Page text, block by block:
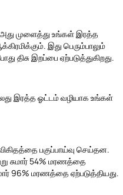
முளைத்து உங்கள்இரத்த
இது பெரும்பாலும்
திசு இறப்பை ஏற்படுத்துகிறது.
இரத்த ஓட்டம் வழியாக உங்கள்
பகுப்பாய்வு செய்தன.
சுமார் 54% மரணத்தை
96% மரணத்தை ஏற்படுத்தியது.